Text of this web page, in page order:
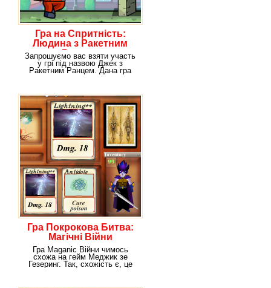
Гра на Спритність:
Людина з Ракетним
Ранцем
Запрошуємо вас взяти участь
у грі під назвою Джек з
Ракетним Ранцем. Дана гра
Гра Покрокова Битва:
Магічні Війни
Гра Maganic Війни чимось
схожа на гейм Меджик зе
Гезеринг. Так, схожість є, це